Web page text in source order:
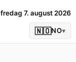
fredag 7. august 2026
🇳🇴NO▾